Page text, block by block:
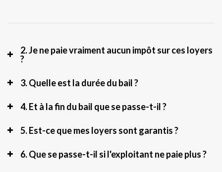
2. Je ne paie vraiment aucun impôt sur ces loyers
?
3. Quelle est la durée du bail ?
4. Et à la fin du bail que se passe-t-il ?
5. Est-ce que mes loyers sont garantis ?
6. Que se passe-t-il si l'exploitant ne paie plus ?